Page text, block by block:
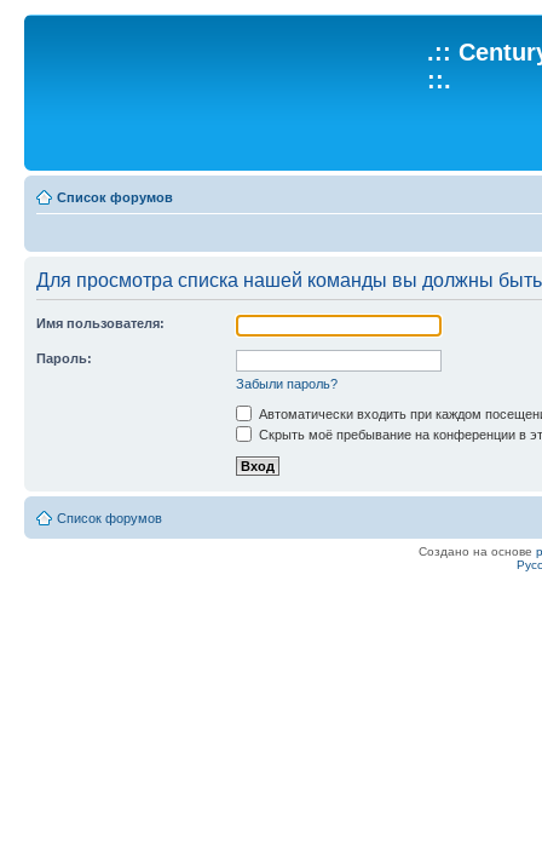
.::
::.
Список форумов
Для просмотра списка нашей команды вы должны
Имя пользователя:
Пароль:
Забыли пароль?
Автоматически входить при каждом
Скрыть моё пребывание на конференции в
Список форумов
Создано на основе